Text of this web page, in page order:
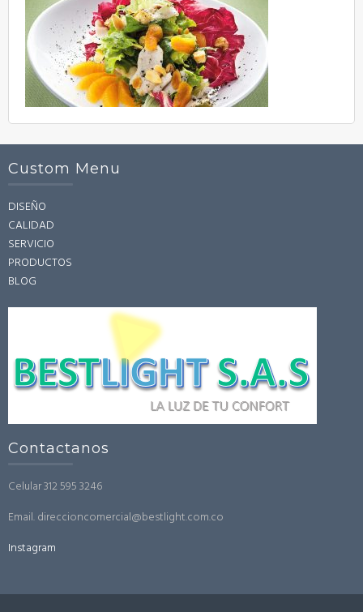
Custom Menu
DISEÑO
CALIDAD
SERVICIO
PRODUCTOS
BLOG
Contactanos
Celular 312 595 3246
Email. direccioncomercial@bestlight.com.co
Instagram